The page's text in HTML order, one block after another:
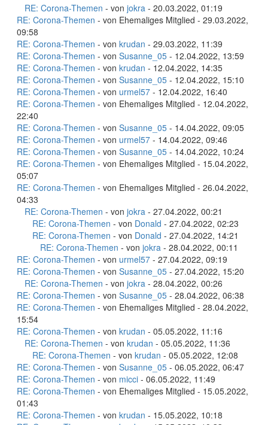
RE: Corona-Themen - von jokra - 20.03.2022, 01:19
RE: Corona-Themen - von Ehemaliges Mitglied - 29.03.2022,
09:58
RE: Corona-Themen - von krudan - 29.03.2022, 11:39
RE: Corona-Themen - von Susanne_05 - 12.04.2022, 13:59
RE: Corona-Themen - von krudan - 12.04.2022, 14:35
RE: Corona-Themen - von Susanne_05 - 12.04.2022, 15:10
RE: Corona-Themen - von urmel57 - 12.04.2022, 16:40
RE: Corona-Themen - von Ehemaliges Mitglied - 12.04.2022,
22:40
RE: Corona-Themen - von Susanne_05 - 14.04.2022, 09:05
RE: Corona-Themen - von urmel57 - 14.04.2022, 09:46
RE: Corona-Themen - von Susanne_05 - 14.04.2022, 10:24
RE: Corona-Themen - von Ehemaliges Mitglied - 15.04.2022,
05:07
RE: Corona-Themen - von Ehemaliges Mitglied - 26.04.2022,
04:33
RE: Corona-Themen - von jokra - 27.04.2022, 00:21
RE: Corona-Themen - von Donald - 27.04.2022, 02:23
RE: Corona-Themen - von Donald - 27.04.2022, 14:21
RE: Corona-Themen - von jokra - 28.04.2022, 00:11
RE: Corona-Themen - von urmel57 - 27.04.2022, 09:19
RE: Corona-Themen - von Susanne_05 - 27.04.2022, 15:20
RE: Corona-Themen - von jokra - 28.04.2022, 00:26
RE: Corona-Themen - von Susanne_05 - 28.04.2022, 06:38
RE: Corona-Themen - von Ehemaliges Mitglied - 28.04.2022,
15:54
RE: Corona-Themen - von krudan - 05.05.2022, 11:16
RE: Corona-Themen - von krudan - 05.05.2022, 11:36
RE: Corona-Themen - von krudan - 05.05.2022, 12:08
RE: Corona-Themen - von Susanne_05 - 06.05.2022, 06:47
RE: Corona-Themen - von micci - 06.05.2022, 11:49
RE: Corona-Themen - von Ehemaliges Mitglied - 15.05.2022,
01:43
RE: Corona-Themen - von krudan - 15.05.2022, 10:18